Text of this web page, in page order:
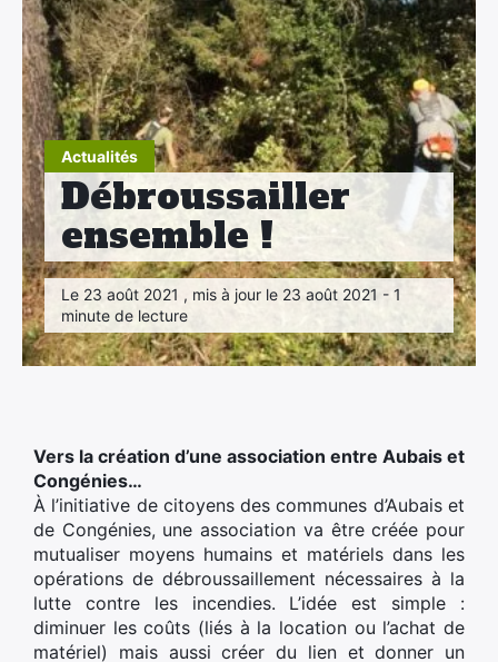
Actualités
Débroussailler
ensemble !
Le 23 août 2021 , mis à jour le 23 août 2021 - 1
minute de lecture
Vers la création d’une association entre Aubais et
Congénies…
À l’initiative de citoyens des communes d’Aubais et
de Congénies, une association va être créée pour
mutualiser moyens humains et matériels dans les
opérations de débroussaillement nécessaires à la
lutte contre les incendies. L’idée est simple :
diminuer les coûts (liés à la location ou l’achat de
matériel) mais aussi créer du lien et donner un
Elections
Etat Civil
Autres Démarches
Contact